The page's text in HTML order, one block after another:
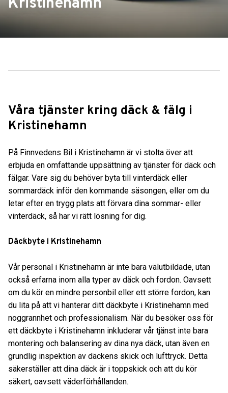
Kristinehamn
Våra tjänster kring däck & fälg i
Kristinehamn
På Finnvedens Bil i Kristinehamn är vi stolta över att
erbjuda en omfattande uppsättning av tjänster för däck och
fälgar. Vare sig du behöver byta till vinterdäck eller
sommardäck inför den kommande säsongen, eller om du
letar efter en trygg plats att förvara dina sommar- eller
vinterdäck, så har vi rätt lösning för dig.
Däckbyte i Kristinehamn
Vår personal i Kristinehamn är inte bara välutbildade, utan
också erfarna inom alla typer av däck och fordon. Oavsett
om du kör en mindre personbil eller ett större fordon, kan
du lita på att vi hanterar ditt däckbyte i Kristinehamn med
noggrannhet och professionalism. När du besöker oss för
ett däckbyte i Kristinehamn inkluderar vår tjänst inte bara
montering och balansering av dina nya däck, utan även en
grundlig inspektion av däckens skick och lufttryck. Detta
säkerställer att dina däck är i toppskick och att du kör
säkert, oavsett väderförhållanden.